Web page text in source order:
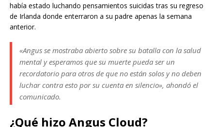
había estado luchando pensamientos suicidas tras su regreso
de Irlanda donde enterraron a su padre apenas la semana
anterior.
«Angus se mostraba abierto sobre su batalla con la salud
mental y esperamos que su muerte pueda ser un
recordatorio para otros de que no están solos y no deben
luchar contra esto por su cuenta en silencio», ahondó el
comunicado.
¿Qué hizo Angus Cloud?